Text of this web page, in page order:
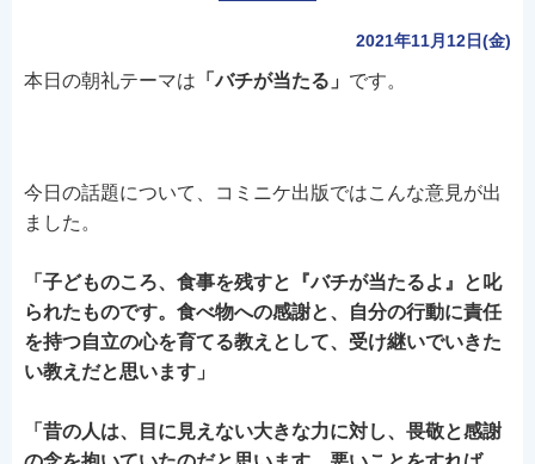
2021年11月12日(金)
本日の朝礼テーマは 「バチが当たる」 です。
今日の話題について、コミニケ出版ではこんな意見が出
ました。
「子どものころ、食事を残すと『バチが当たるよ』と叱
られたものです。食べ物への感謝と、自分の行動に責任
を持つ自立の心を育てる教えとして、受け継いでいきた
い教えだと思います」
「昔の人は、目に見えない大きな力に対し、畏敬と感謝